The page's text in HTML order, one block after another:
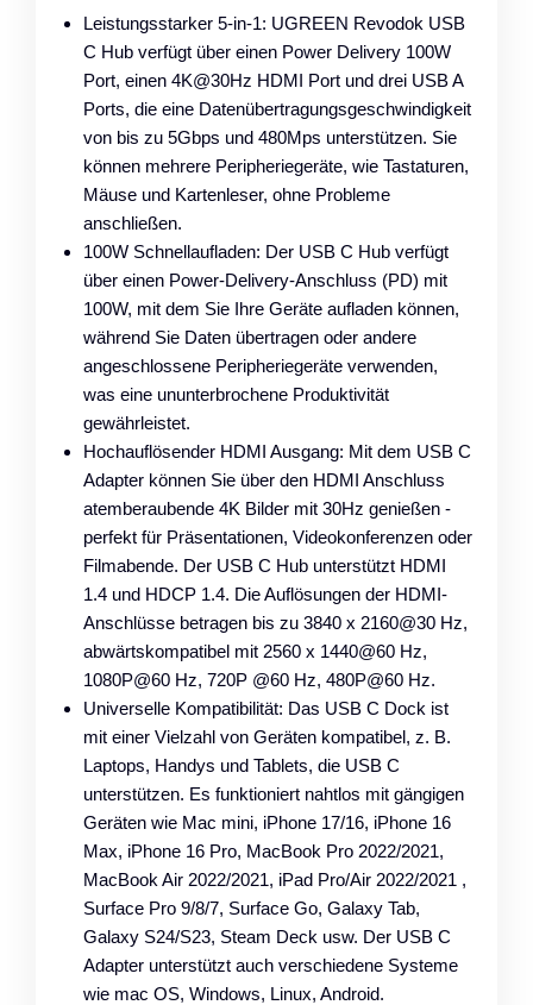
Leistungsstarker 5-in-1: UGREEN Revodok USB
C Hub verfügt über einen Power Delivery 100W
Port, einen 4K@30Hz HDMI Port und drei USB A
Ports, die eine Datenübertragungsgeschwindigkeit
von bis zu 5Gbps und 480Mps unterstützen. Sie
können mehrere Peripheriegeräte, wie Tastaturen,
Mäuse und Kartenleser, ohne Probleme
anschließen.
100W Schnellaufladen: Der USB C Hub verfügt
über einen Power-Delivery-Anschluss (PD) mit
100W, mit dem Sie Ihre Geräte aufladen können,
während Sie Daten übertragen oder andere
angeschlossene Peripheriegeräte verwenden,
was eine ununterbrochene Produktivität
gewährleistet.
Hochauflösender HDMI Ausgang: Mit dem USB C
Adapter können Sie über den HDMI Anschluss
atemberaubende 4K Bilder mit 30Hz genießen -
perfekt für Präsentationen, Videokonferenzen oder
Filmabende. Der USB C Hub unterstützt HDMI
1.4 und HDCP 1.4. Die Auflösungen der HDMI-
Anschlüsse betragen bis zu 3840 x 2160@30 Hz,
abwärtskompatibel mit 2560 x 1440@60 Hz,
1080P@60 Hz, 720P @60 Hz, 480P@60 Hz.
Universelle Kompatibilität: Das USB C Dock ist
mit einer Vielzahl von Geräten kompatibel, z. B.
Laptops, Handys und Tablets, die USB C
unterstützen. Es funktioniert nahtlos mit gängigen
Geräten wie Mac mini, iPhone 17/16, iPhone 16
Max, iPhone 16 Pro, MacBook Pro 2022/2021,
MacBook Air 2022/2021, iPad Pro/Air 2022/2021 ,
Surface Pro 9/8/7, Surface Go, Galaxy Tab,
Galaxy S24/S23, Steam Deck usw. Der USB C
Adapter unterstützt auch verschiedene Systeme
wie mac OS, Windows, Linux, Android.